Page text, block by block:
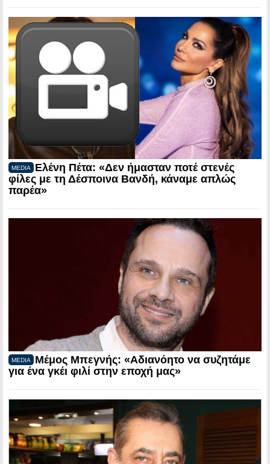
MEDIA
Ελένη Πέτα: «Δεν ήμασταν ποτέ στενές
φίλες με τη Δέσποινα Βανδή, κάναμε απλώς
παρέα»
MEDIA
Μέμος Μπεγνής: «Αδιανόητο να συζητάμε
για ένα γκέι φιλί στην εποχή μας»